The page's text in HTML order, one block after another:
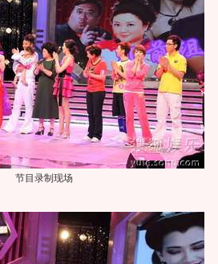
节目录制现场